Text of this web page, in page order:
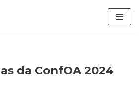
da ConfOA 2024